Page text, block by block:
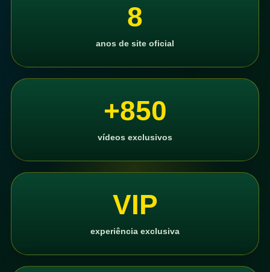
8
anos de site oficial
+850
vídeos exclusivos
VIP
experiência exclusiva